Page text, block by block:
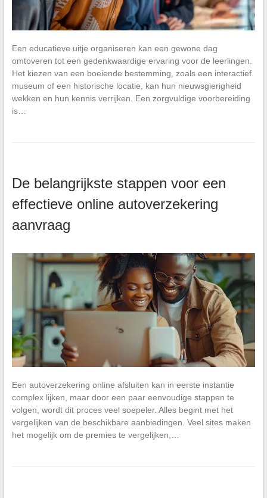
Een educatieve uitje organiseren kan een gewone dag
omtoveren tot een gedenkwaardige ervaring voor de leerlingen.
Het kiezen van een boeiende bestemming, zoals een interactief
museum of een historische locatie, kan hun nieuwsgierigheid
wekken en hun kennis verrijken. Een zorgvuldige voorbereiding
is…
De belangrijkste stappen voor een
effectieve online autoverzekering
aanvraag
Een autoverzekering online afsluiten kan in eerste instantie
complex lijken, maar door een paar eenvoudige stappen te
volgen, wordt dit proces veel soepeler. Alles begint met het
vergelijken van de beschikbare aanbiedingen. Veel sites maken
het mogelijk om de premies te vergelijken,…